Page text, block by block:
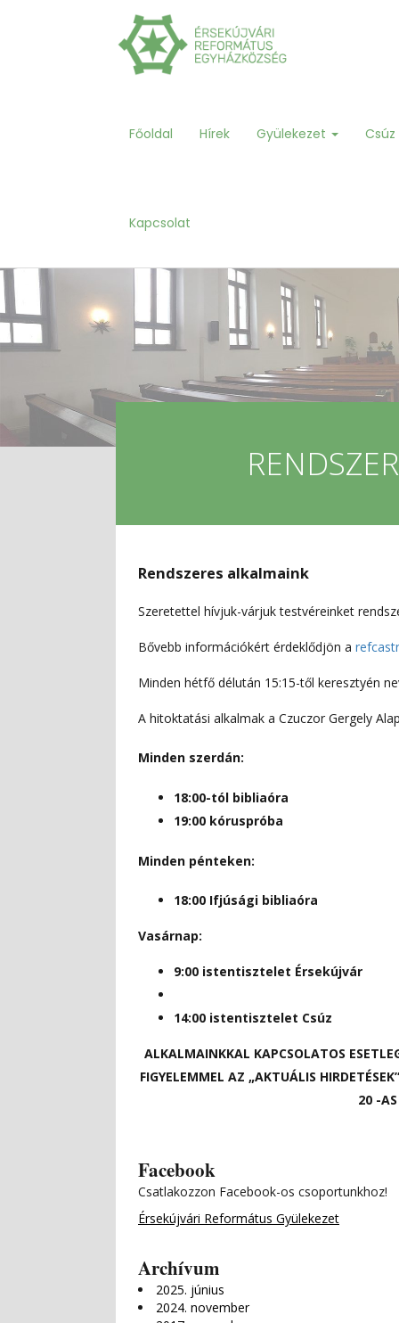
Főoldal Hírek Gyülekezet Csúz
Kapcsolat
Rendszeres alkalmaink
Szeretettel hívjuk-várjuk testvéreinket
Bővebb információkért érdeklődjön a
Minden hétfő délután 15:15-től keresztyén
A hitoktatási alkalmak a Czuczor Gergely
Minden szerdán:
18:00-tól bibliaóra
19:00 kóruspróba
Minden pénteken:
18:00 Ifjúsági bibliaóra
Vasárnap:
9:00 istentisztelet Érsekújvár
14:00 istentisztelet Csúz
ALKALMAINKKAL KAPCSOLATOS
FIGYELEMMEL AZ „AKTUÁLIS
20 -
Facebook
Csatlakozzon Facebook-os csoportunkhoz!
Érsekújvári Református Gyülekezet
Archívum
2025. június
2024. november